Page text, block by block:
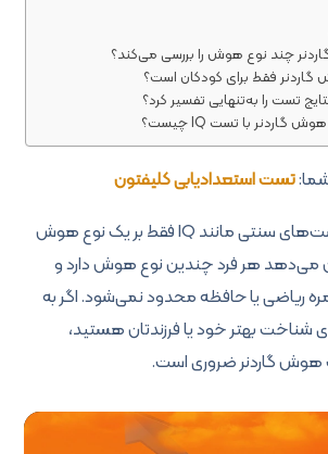
تست استعدادیابی کلیفتون
این تست برخلاف تست‌های سنتی مانند IQ فقط بر یک نوع هوش
می‌دهد هر فرد چندین نوع هوش دارد و
ریاضی یا حافظه محدود نمی‌شود. اگر به
شناخت بهتر خود یا فرزندتان هستید،
هوش گاردنر ضروری است.